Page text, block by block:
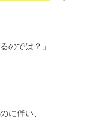
のでは？」
に伴い、